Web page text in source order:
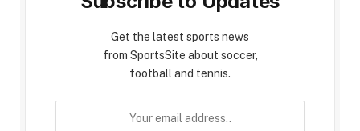
Get the latest sports news
from SportsSite about soccer,
football and tennis.